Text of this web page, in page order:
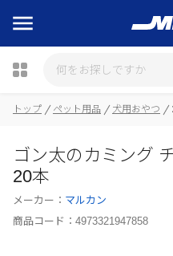
瓶詰
トップ ペット用品 犬用おやつ
ゴン太のカミング
20本
メーカー： マルカン
商品コード： 4973321947858